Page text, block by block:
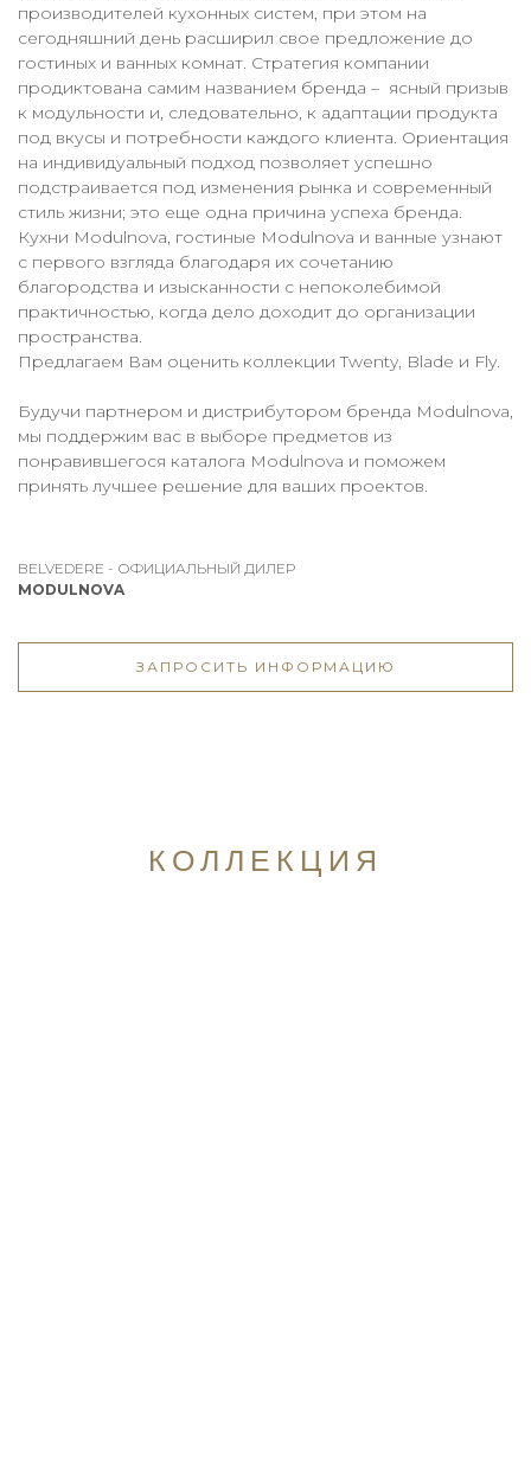
производителей кухонных систем, при этом на
сегодняшний день расширил свое предложение до
гостиных и ванных комнат. Стратегия компании
продиктована самим названием бренда – ясный призыв
к модульности и, следовательно, к адаптации продукта
под вкусы и потребности каждого клиента. Ориентация
на индивидуальный подход позволяет успешно
подстраивается под изменения рынка и современный
стиль жизни; это еще одна причина успеха бренда.
Кухни Modulnova, гостиные Modulnova и ванные узнают
с первого взгляда благодаря их сочетанию
благородства и изысканности с непоколебимой
практичностью, когда дело доходит до организации
пространства.
Предлагаем Вам оценить коллекции Twenty, Blade и Fly.
Будучи партнером и дистрибутором бренда Modulnova,
мы поддержим вас в выборе предметов из
понравившегося каталога Modulnova и поможем
принять лучшее решение для ваших проектов.
BELVEDERE - ОФИЦИАЛЬНЫЙ ДИЛЕР
MODULNOVA
ЗАПРОСИТЬ ИНФОРМАЦИЮ
КОЛЛЕКЦИЯ